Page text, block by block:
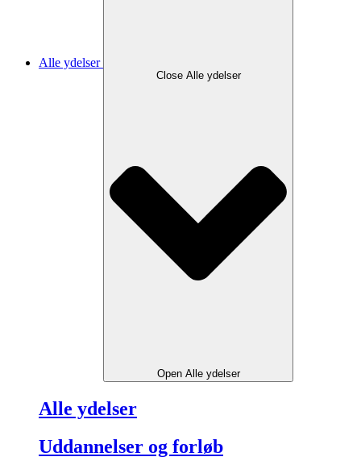
Alle ydelser
Close Alle ydelser
Open Alle ydelser
Alle ydelser
Uddannelser og forløb